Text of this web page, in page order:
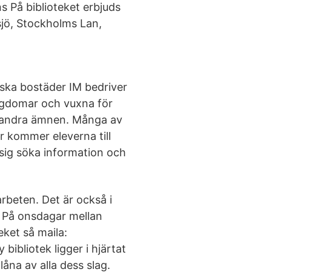
På biblioteket erbjuds
Stockholms Lan,
bostäder IM bedriver
och vuxna för
ämnen. Många av
kommer eleverna till
söka information och
Det är också i
onsdagar mellan
så maila:
bibliotek ligger i hjärtat
av alla dess slag.